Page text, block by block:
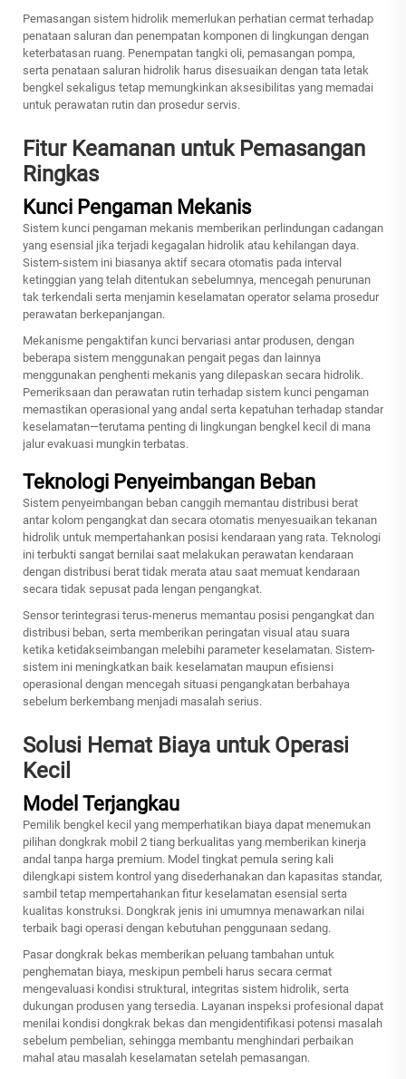
Pemasangan sistem hidrolik memerlukan perhatian cermat terhadap
penataan saluran dan penempatan komponen di lingkungan dengan
keterbatasan ruang. Penempatan tangki oli, pemasangan pompa,
serta penataan saluran hidrolik harus disesuaikan dengan tata letak
bengkel sekaligus tetap memungkinkan aksesibilitas yang memadai
untuk perawatan rutin dan prosedur servis.
Fitur Keamanan untuk Pemasangan
Ringkas
Kunci Pengaman Mekanis
Sistem kunci pengaman mekanis memberikan perlindungan cadangan
yang esensial jika terjadi kegagalan hidrolik atau kehilangan daya.
Sistem-sistem ini biasanya aktif secara otomatis pada interval
ketinggian yang telah ditentukan sebelumnya, mencegah penurunan
tak terkendali serta menjamin keselamatan operator selama prosedur
perawatan berkepanjangan.
Mekanisme pengaktifan kunci bervariasi antar produsen, dengan
beberapa sistem menggunakan pengait pegas dan lainnya
menggunakan penghenti mekanis yang dilepaskan secara hidrolik.
Pemeriksaan dan perawatan rutin terhadap sistem kunci pengaman
memastikan operasional yang andal serta kepatuhan terhadap standar
keselamatan—terutama penting di lingkungan bengkel kecil di mana
jalur evakuasi mungkin terbatas.
Teknologi Penyeimbangan Beban
Sistem penyeimbangan beban canggih memantau distribusi berat
antar kolom pengangkat dan secara otomatis menyesuaikan tekanan
hidrolik untuk mempertahankan posisi kendaraan yang rata. Teknologi
ini terbukti sangat bernilai saat melakukan perawatan kendaraan
dengan distribusi berat tidak merata atau saat memuat kendaraan
secara tidak sepusat pada lengan pengangkat.
Sensor terintegrasi terus-menerus memantau posisi pengangkat dan
distribusi beban, serta memberikan peringatan visual atau suara
ketika ketidakseimbangan melebihi parameter keselamatan. Sistem-
sistem ini meningkatkan baik keselamatan maupun efisiensi
operasional dengan mencegah situasi pengangkatan berbahaya
sebelum berkembang menjadi masalah serius.
Solusi Hemat Biaya untuk Operasi
Kecil
Model Terjangkau
Pemilik bengkel kecil yang memperhatikan biaya dapat menemukan
pilihan dongkrak mobil 2 tiang berkualitas yang memberikan kinerja
andal tanpa harga premium. Model tingkat pemula sering kali
dilengkapi sistem kontrol yang disederhanakan dan kapasitas standar,
sambil tetap mempertahankan fitur keselamatan esensial serta
kualitas konstruksi. Dongkrak jenis ini umumnya menawarkan nilai
terbaik bagi operasi dengan kebutuhan penggunaan sedang.
Pasar dongkrak bekas memberikan peluang tambahan untuk
penghematan biaya, meskipun pembeli harus secara cermat
mengevaluasi kondisi struktural, integritas sistem hidrolik, serta
dukungan produsen yang tersedia. Layanan inspeksi profesional dapat
menilai kondisi dongkrak bekas dan mengidentifikasi potensi masalah
sebelum pembelian, sehingga membantu menghindari perbaikan
mahal atau masalah keselamatan setelah pemasangan.